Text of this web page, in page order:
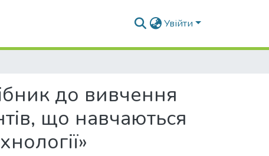
Увійти
до вивчення
що навчаються